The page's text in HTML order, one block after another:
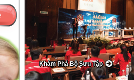
Khám Phá Bộ Sưu Tập